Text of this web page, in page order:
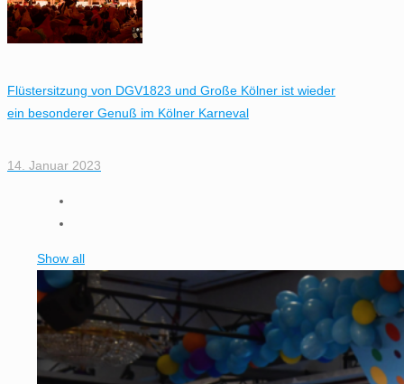
Flüstersitzung von DGV1823 und Große Kölner ist wieder
ein besonderer Genuß im Kölner Karneval
14. Januar 2023
Show all